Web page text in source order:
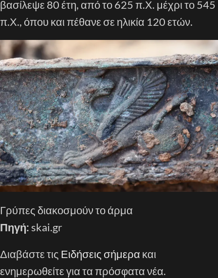
βασίλεψε 80 έτη, από το 625 π.Χ. μέχρι το 545
π.Χ., όπου και πέθανε σε ηλικία 120 ετών.
Γρύπες διακοσμούν το άρμα
Πηγή: skai.gr
Διαβάστε τις Ειδήσεις σήμερα και
ενημερωθείτε για τα πρόσφατα νέα.